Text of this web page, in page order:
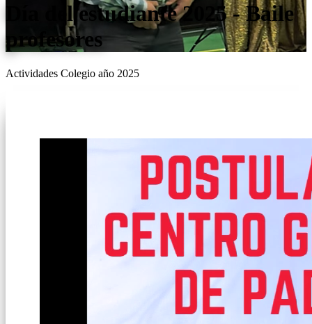
Día del estudiante 2025 - Baile
profesores
Actividades Colegio año 2025